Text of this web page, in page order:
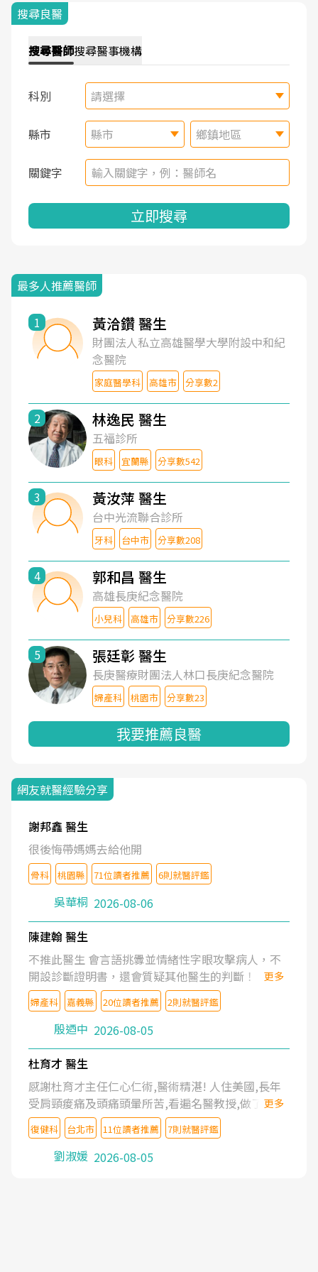
搜尋良醫
搜尋醫師搜尋醫事機構
科別 請選擇
縣市 縣市 鄉鎮地區
關鍵字
立即搜尋
最多人推薦醫師
1 黃洽鑽 醫生
財團法人私立高雄醫學大學附設中和紀
念醫院
家庭醫學科 高雄市 分享數2
2 林逸民 醫生
五福診所
眼科 宜蘭縣 分享數542
3 黃汝萍 醫生
台中光流聯合診所
牙科 台中市 分享數208
4 郭和昌 醫生
高雄長庚紀念醫院
小兒科 高雄市 分享數226
5 張廷彰 醫生
長庚醫療財團法人林口長庚紀念醫院
婦產科 桃園市 分享數23
我要推薦良醫
網友就醫經驗分享
謝邦鑫 醫生
很後悔帶媽媽去給他開
骨科 桃園縣 71位讀者推薦 6則就醫評鑑
吳華桐 2026-08-06
陳建翰 醫生
不推此醫生 會言語挑釁並情緒性字眼攻擊病人，不
開設診斷證明書，還會質疑其他醫生的判斷！
更多
婦產科 嘉義縣 20位讀者推薦 2則就醫評鑑
殷迺中 2026-08-05
杜育才 醫生
感謝杜育才主任仁心仁術,醫術精湛! 人住美國,長年
受肩頸痠痛及頭痛頭暈所苦,看遍名醫教授,做了各種
檢查,也嘗試過西醫打針,中醫針灸及物理徒手治療都
沒有用,後來連吃到嗎啡類止痛藥都效果有限,只是壓
症狀,沒多久就痛起來,多年失眠嚴重影響生活品質.
更多
復健科 台北市 11位讀者推薦 7則就醫評鑑
劉淑媛 2026-08-05